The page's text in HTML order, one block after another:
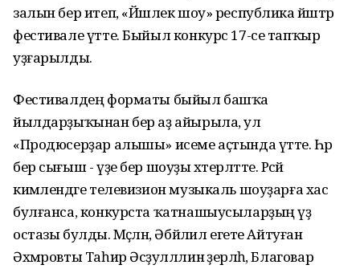
залын бер итеп, «Йәшлек шоу» республика йәштәр
фестивале үтте. Быйыл конкурс 17-се тапҡыр
уҙғарылды.
Фестивалдең форматы быйыл башҡа
йылдарҙыҡынан бер аҙ айырыла, ул
«Продюсерҙар алышы» исеме аҫтында үтте. Һәр
бер сығыш - үҙе бер шоуҙы хәтерләтте. Рәсәй
кимәлендәге телевизион музыкаль шоуҙарға хас
булғанса, конкурста ҡатнашыусыларҙың үҙ
остазы булды. Мәҫәлән, Әбйәлил егете Айтуған
Әхмәровты Таһир Әсәҙулллин әҙерләһә, Благовар